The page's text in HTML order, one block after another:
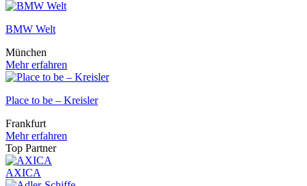
BMW Welt
München
Mehr erfahren
Place to be – Kreisler
Frankfurt
Mehr erfahren
Top Partner
AXICA